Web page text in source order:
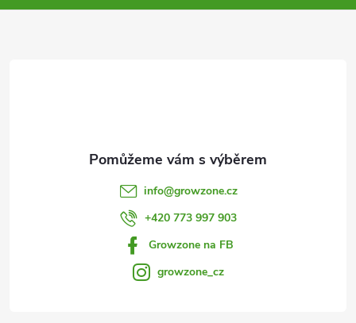
info@growzone.cz
+420 773 997 903
Growzone na FB
growzone_cz